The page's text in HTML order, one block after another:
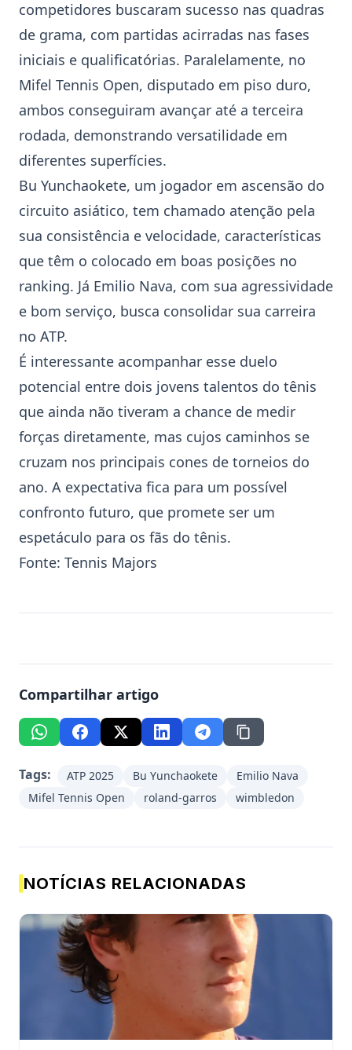
competidores buscaram sucesso nas quadras
de grama, com partidas acirradas nas fases
iniciais e qualificatórias. Paralelamente, no
Mifel Tennis Open, disputado em piso duro,
ambos conseguiram avançar até a terceira
rodada, demonstrando versatilidade em
diferentes superfícies.
Bu Yunchaokete, um jogador em ascensão do
circuito asiático, tem chamado atenção pela
sua consistência e velocidade, características
que têm o colocado em boas posições no
ranking. Já Emilio Nava, com sua agressividade
e bom serviço, busca consolidar sua carreira
no ATP.
É interessante acompanhar esse duelo
potencial entre dois jovens talentos do tênis
que ainda não tiveram a chance de medir
forças diretamente, mas cujos caminhos se
cruzam nos principais cones de torneios do
ano. A expectativa fica para um possível
confronto futuro, que promete ser um
espetáculo para os fãs do tênis.
Fonte: Tennis Majors
Compartilhar artigo
Tags: ATP 2025 Bu Yunchaokete
Emilio Nava
Mifel Tennis Open
roland-garros wimbledon
NOTÍCIAS RELACIONADAS